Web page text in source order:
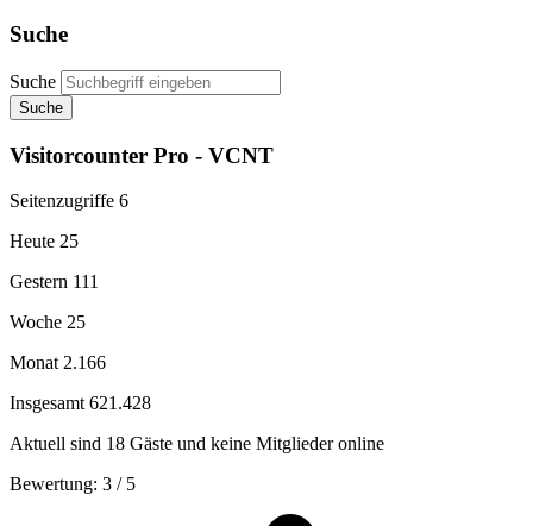
Suche
Suche
Suche
Visitorcounter Pro - VCNT
Seitenzugriffe 6
Heute 25
Gestern 111
Woche 25
Monat 2.166
Insgesamt 621.428
Aktuell sind 18 Gäste und keine Mitglieder online
Bewertung: 3 / 5